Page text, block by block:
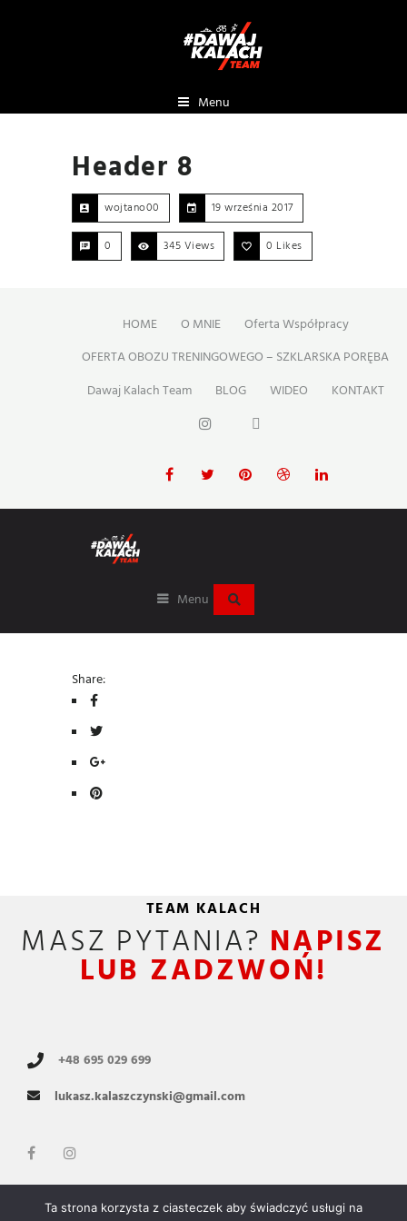
Menu
Header 8
wojtano00 19 września 2017
0 345 Views 0 Likes
HOME O MNIE
Oferta Współpracy
OFERTA OBOZU TRENINGOWEGO – SZKLARSKA PORĘBA
Dawaj Kalach Team
BLOG WIDEO KONTAKT
Menu
Share:
TEAM KALACH
MASZ PYTANIA? NAPISZ
LUB ZADZWOŃ!
+48 695 029 699
lukasz.kalaszczynski@gmail.com
Copyright © 2021 Team Kalach byPekrul.pl
Ta strona korzysta z ciasteczek aby świadczyć usługi na